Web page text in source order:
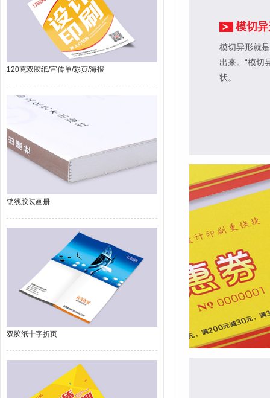
120克双胶纸/宣传单/彩页/海报
锁线胶装画册
双胶纸十字折页
> 模切
模切异形就
出来。“模切
状。